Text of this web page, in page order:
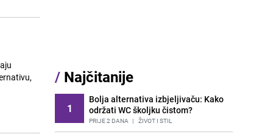
/ Najčitanije
1
Bolja alternativa izbjeljivaču: Kako
održati WC školjku čistom?
PRIJE 2 DANA | ŽIVOT I STIL